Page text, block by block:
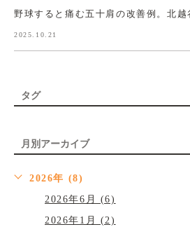
野球すると痛む五十肩の改善例。北越
2025.10.21
タグ
月別アーカイブ
2026年 (8)
2026年6月 (6)
2026年1月 (2)